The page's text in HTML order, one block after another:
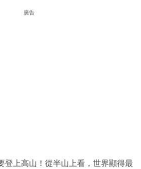
廣告
登上高山！從半山上看，世界顯得最